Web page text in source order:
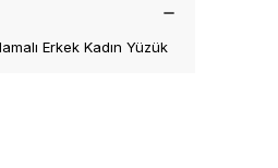
Erkek Kadın Yüzük